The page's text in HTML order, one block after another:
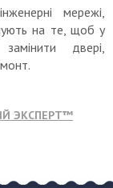
мережі,
на те, щоб у
двері,
ЭКСПЕРТ™